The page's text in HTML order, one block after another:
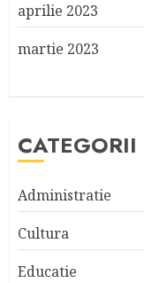
aprilie 2023
martie 2023
CATEGORII
Administratie
Cultura
Educatie